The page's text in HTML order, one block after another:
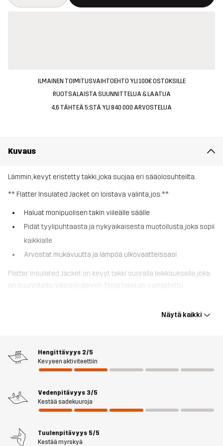
ILMAINEN TOIMITUSVAIHTOEHTO YLI 100€ OSTOKSILLE
RUOTSALAISTA SUUNNITTELUA & LAATUA
4,6 TÄHTEÄ 5:STÄ YLI 840 000 ARVOSTELUA
Kuvaus
Lämmin, kevyt eristetty takki, joka suojaa eri sääolosuhteilta.
** Flatter Insulated Jacket on loistava valinta, jos:**
Haluat monipuolisen takin viileälle säälle
Pidät tyylipuhtaasta ja nykyaikaisesta muotoilusta, joka sopii
kaikkialle
Arvostat mukavuutta ja lämpöä ulkovaatteissasi
Flatter Insulated Jacket on kevyt takki suoralla leikkauksella, joka
on suunniteltu viileisiin päiviin. Tämä takki on valmistettu
tarjoavat käytännöllistä säilytystilaa puhelimelle ja muille tärkeille
tavaroille. Selkeän muotoilun ja nykyaikaisen istuvuuden ansiosta
olosuhteissa.
Istuvuus REGULAR
Näytä kaikki
Hengittävyys 2/5
Kevyeen aktiviteettiin
Vedenpitävyys 3/5
Kestää sadekuuroja
Tuulenpitävyys 5/5
Kestää myrskyä